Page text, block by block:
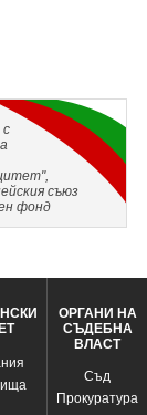
съюз
фонд
ОРГАНИ НА
СЪДЕБНА
ВЛАСТ
Съд
Прокуратура